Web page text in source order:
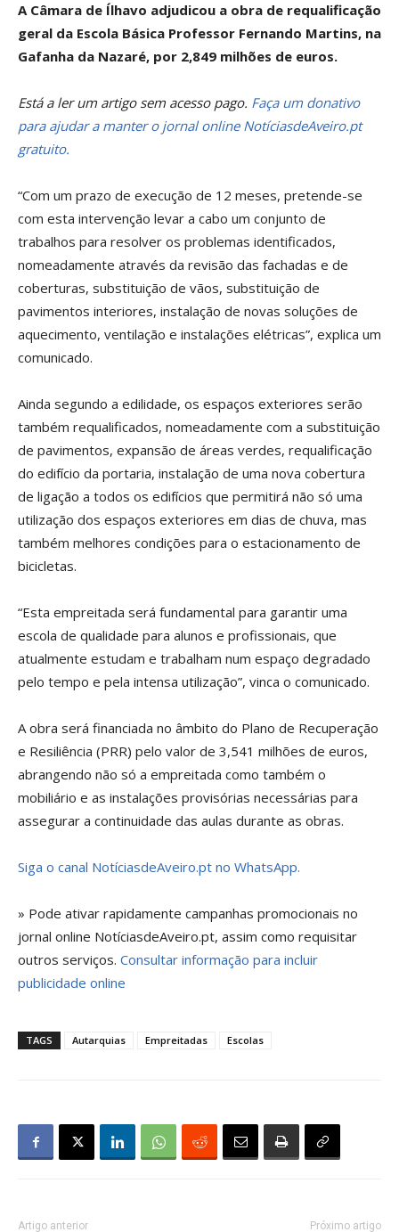
A Câmara de Ílhavo adjudicou a obra de requalificação
geral da Escola Básica Professor Fernando Martins, na
Gafanha da Nazaré, por 2,849 milhões de euros.
Está a ler um artigo sem acesso pago. Faça um donativo
para ajudar a manter o jornal online NotíciasdeAveiro.pt
gratuito.
“Com um prazo de execução de 12 meses, pretende-se
com esta intervenção levar a cabo um conjunto de
trabalhos para resolver os problemas identificados,
nomeadamente através da revisão das fachadas e de
coberturas, substituição de vãos, substituição de
pavimentos interiores, instalação de novas soluções de
aquecimento, ventilação e instalações elétricas”, explica um
comunicado.
Ainda segundo a edilidade, os espaços exteriores serão
também requalificados, nomeadamente com a substituição
de pavimentos, expansão de áreas verdes, requalificação
do edifício da portaria, instalação de uma nova cobertura
de ligação a todos os edifícios que permitirá não só uma
utilização dos espaços exteriores em dias de chuva, mas
também melhores condições para o estacionamento de
bicicletas.
“Esta empreitada será fundamental para garantir uma
escola de qualidade para alunos e profissionais, que
atualmente estudam e trabalham num espaço degradado
pelo tempo e pela intensa utilização”, vinca o comunicado.
A obra será financiada no âmbito do Plano de Recuperação
e Resiliência (PRR) pelo valor de 3,541 milhões de euros,
abrangendo não só a empreitada como também o
mobiliário e as instalações provisórias necessárias para
assegurar a continuidade das aulas durante as obras.
Siga o canal NotíciasdeAveiro.pt no WhatsApp.
» Pode ativar rapidamente campanhas promocionais no
jornal online NotíciasdeAveiro.pt, assim como requisitar
outros serviços. Consultar informação para incluir
publicidade online
TAGS Autarquias Empreitadas Escolas
Artigo anterior Próximo artigo